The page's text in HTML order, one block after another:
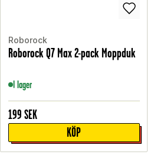
Roborock
Roborock Q7 Max 2-pack Moppduk
I lager
199 SEK
KÖP